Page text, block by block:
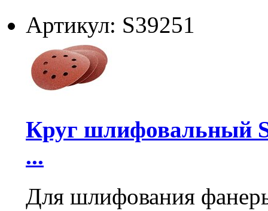
Артикул: S39251
Круг шлифовальный
...
Для шлифования